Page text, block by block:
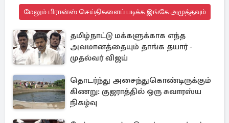
மேலும் பிரான்ஸ் செய்திகளைப் படிக்க இங்கே அழுத்தவும்
தமிழ்நாட்டு மக்களுக்காக எந்த
அவமானத்தையும் தாங்க தயார் -
முதல்வர் விஜய்
தொடர்ந்து அசைந்துகொண்டிருக்கும்
கிணறு: குஜராத்தில் ஒரு சுவாரஸ்ய
நிகழ்வு